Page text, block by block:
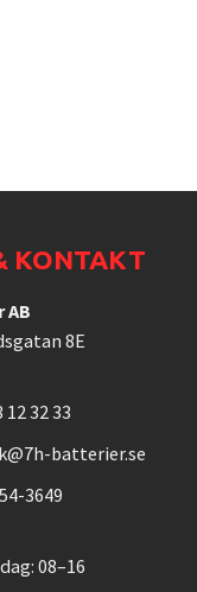
KONTAKT
AB
8E
12 32 33
batterier.se
3649
08–16